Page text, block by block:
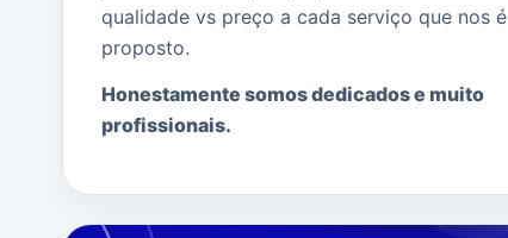
qualidade vs preço a cada serviço que nos é
proposto.
Honestamente somos dedicados e muito
profissionais.